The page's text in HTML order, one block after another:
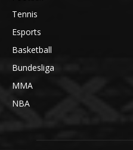
Tennis
Esports
Basketball
Bundesliga
MMA
NBA